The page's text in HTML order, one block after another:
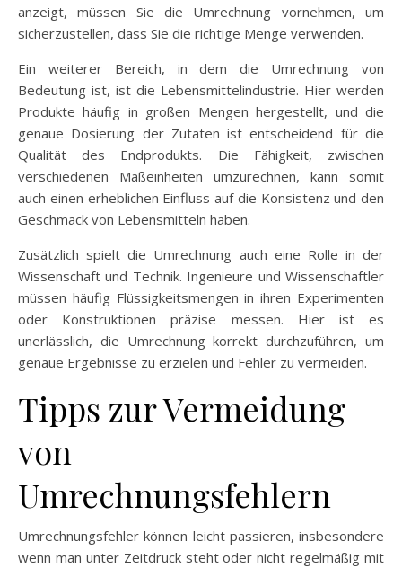
anzeigt, müssen Sie die Umrechnung vornehmen, um
sicherzustellen, dass Sie die richtige Menge verwenden.
Ein weiterer Bereich, in dem die Umrechnung von
Bedeutung ist, ist die Lebensmittelindustrie. Hier werden
Produkte häufig in großen Mengen hergestellt, und die
genaue Dosierung der Zutaten ist entscheidend für die
Qualität des Endprodukts. Die Fähigkeit, zwischen
verschiedenen Maßeinheiten umzurechnen, kann somit
auch einen erheblichen Einfluss auf die Konsistenz und den
Geschmack von Lebensmitteln haben.
Zusätzlich spielt die Umrechnung auch eine Rolle in der
Wissenschaft und Technik. Ingenieure und Wissenschaftler
müssen häufig Flüssigkeitsmengen in ihren Experimenten
oder Konstruktionen präzise messen. Hier ist es
unerlässlich, die Umrechnung korrekt durchzuführen, um
genaue Ergebnisse zu erzielen und Fehler zu vermeiden.
Tipps zur Vermeidung
von
Umrechnungsfehlern
Umrechnungsfehler können leicht passieren, insbesondere
wenn man unter Zeitdruck steht oder nicht regelmäßig mit